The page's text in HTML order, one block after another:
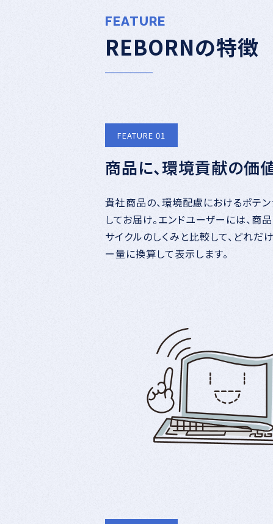
FEATURE
REBORNの特徴
FEATURE 01
商品に、環境貢献の価
貴社商品の、環境配慮におけるポテ
してお届け。エンドユーザーには、商
サイクルのしくみと比較して、どれ
ー量に換算して表示します。